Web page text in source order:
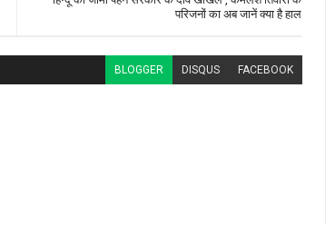
परिजनों का अब जानें क्या है हाल
BLOGGER DISQUS FACEBOOK